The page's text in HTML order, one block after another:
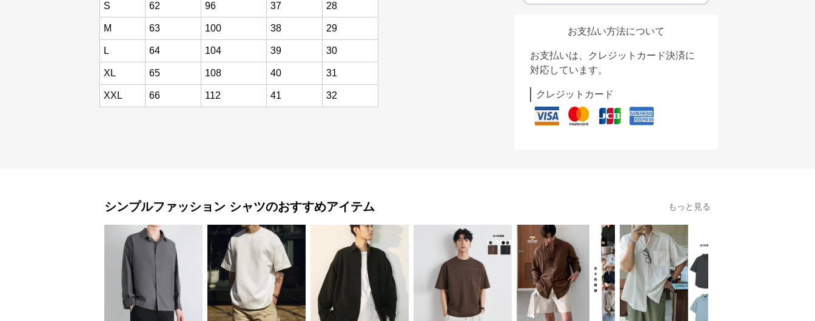
S 62 96 37 28
M 63 100 38 29
L 64 104 39 30
XL 65 108 40 31
XXL 66 112 41 32
お支払い方法について
お支払いは、クレジットカード決済に
対応しています。
クレジットカード
シンプルファッション シャツのおすすめアイテム もっと見る